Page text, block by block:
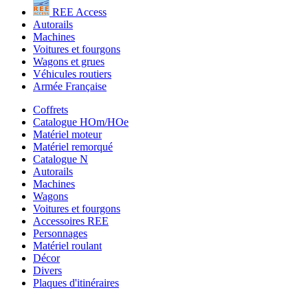
REE Access
Autorails
Machines
Voitures et fourgons
Wagons et grues
Véhicules routiers
Armée Française
Coffrets
Catalogue HOm/HOe
Matériel moteur
Matériel remorqué
Catalogue N
Autorails
Machines
Wagons
Voitures et fourgons
Accessoires REE
Personnages
Matériel roulant
Décor
Divers
Plaques d'itinéraires